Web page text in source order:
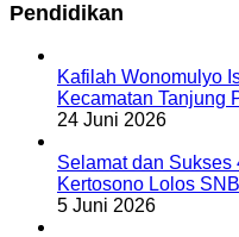
Pendidikan
Kafilah Wonomulyo
Kecamatan Tanjung
24 Juni 2026
Selamat dan Sukses
Kertosono Lolos
5 Juni 2026